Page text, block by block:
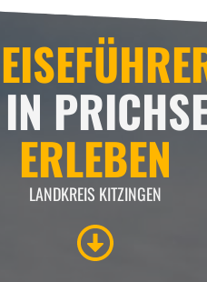
ERLEBEN
LANDKREIS KITZINGEN